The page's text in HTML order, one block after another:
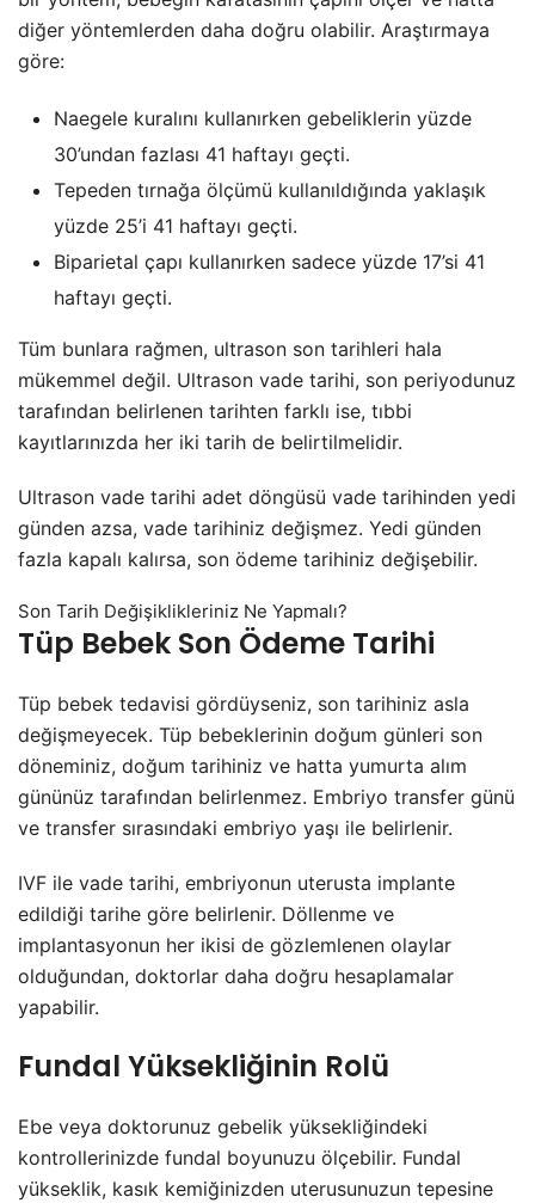
diğer yöntemlerden daha doğru olabilir. Araştırmaya
göre:
Naegele kuralını kullanırken gebeliklerin yüzde
30’undan fazlası 41 haftayı geçti.
Tepeden tırnağa ölçümü kullanıldığında yaklaşık
yüzde 25’i 41 haftayı geçti.
Biparietal çapı kullanırken sadece yüzde 17’si 41
haftayı geçti.
Tüm bunlara rağmen, ultrason son tarihleri hala
mükemmel değil. Ultrason vade tarihi, son periyodunuz
tarafından belirlenen tarihten farklı ise, tıbbi
kayıtlarınızda her iki tarih de belirtilmelidir.
Ultrason vade tarihi adet döngüsü vade tarihinden yedi
günden azsa, vade tarihiniz değişmez. Yedi günden
fazla kapalı kalırsa, son ödeme tarihiniz değişebilir.
Son Tarih Değişiklikleriniz Ne Yapmalı?
Tüp Bebek Son Ödeme Tarihi
Tüp bebek tedavisi gördüyseniz, son tarihiniz asla
değişmeyecek. Tüp bebeklerinin doğum günleri son
döneminiz, doğum tarihiniz ve hatta yumurta alım
gününüz tarafından belirlenmez. Embriyo transfer günü
ve transfer sırasındaki embriyo yaşı ile belirlenir.
IVF ile vade tarihi, embriyonun uterusta implante
edildiği tarihe göre belirlenir. Döllenme ve
implantasyonun her ikisi de gözlemlenen olaylar
olduğundan, doktorlar daha doğru hesaplamalar
yapabilir.
Fundal Yüksekliğinin Rolü
Ebe veya doktorunuz gebelik yüksekliğindeki
kontrollerinizde fundal boyunuzu ölçebilir. Fundal
yükseklik, kasık kemiğinizden uterusunuzun tepesine